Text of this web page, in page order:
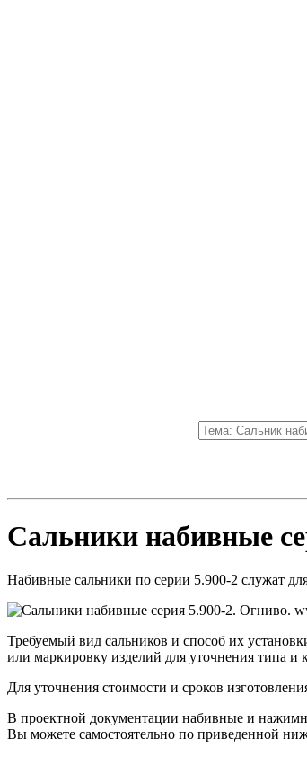
Сальники набивные
Набивные сальники по серии 5.900-2 служат
Требуемый вид сальников и способ их
или маркировку изделий для уточнения типа и
Для уточнения стоимости и сроков
В проектной документации набивные и
Вы можете самостоятельно по приведенной